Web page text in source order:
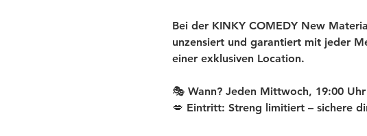
Bei der KINKY COMEDY New
unzensiert und garantiert mit jeder
einer exklusiven Location.
🎭 Wann? Jeden Mittwoch, 19:00 Uhr
💋 Eintritt: Streng limitiert – sichere